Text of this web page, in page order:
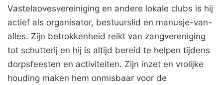
Vastelaovesvereiniging en andere lokale clubs is hij
actief als organisator, bestuurslid en manusje-van-
alles. Zijn betrokkenheid reikt van zangvereniging
tot schutterij en hij is altijd bereid te helpen tijdens
dorpsfeesten en activiteiten. Zijn inzet en vrolijke
houding maken hem onmisbaar voor de